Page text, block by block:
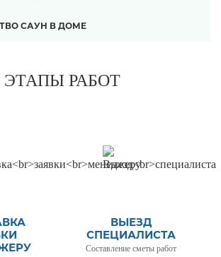
САУН В ДОМЕ
ЭТАПЫ РАБОТ
ВЫЕЗД
СПЕЦИАЛИСТА
Составление сметы работ